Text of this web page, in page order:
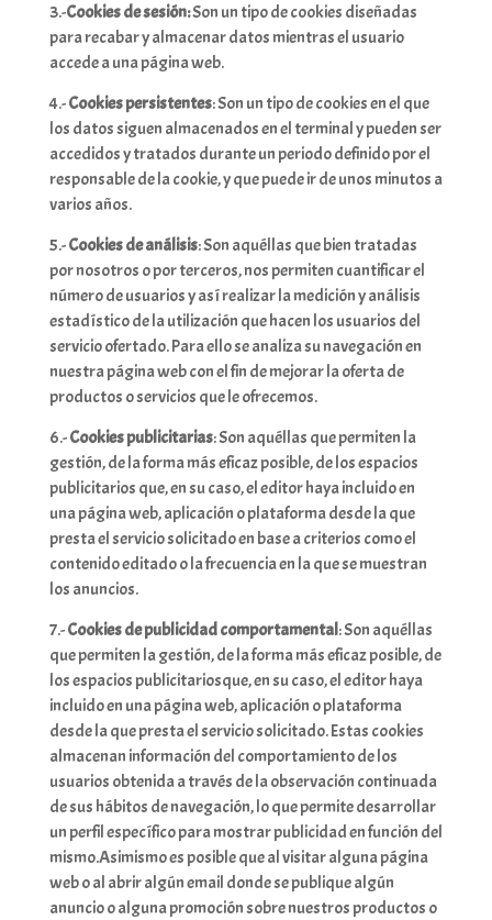
3.-Cookies de sesión:Son un tipo de cookies diseñadas
para recabar y almacenar datos mientras el usuario
accede a una página web.
4.-Cookies persistentes: Son un tipo de cookies en el que
los datos siguen almacenados en el terminal y pueden ser
accedidos y tratados durante un periodo definido por el
responsable de la cookie, y que puede ir de unos minutos a
varios años.
5.-Cookies de análisis: Son aquéllas que bien tratadas
por nosotros o por terceros, nos permiten cuantificar el
número de usuarios y así realizar la medición y análisis
estadístico de la utilización que hacen los usuarios del
servicio ofertado. Para ello se analiza su navegación en
nuestra página web con el fin de mejorar la oferta de
productos o servicios que le ofrecemos.
6.-Cookies publicitarias: Son aquéllas que permiten la
gestión, de la forma más eficaz posible, de los espacios
publicitarios que, en su caso, el editor haya incluido en
una página web, aplicación o plataforma desde la que
presta el servicio solicitado en base a criterios como el
contenido editado o la frecuencia en la que se muestran
los anuncios.
7.-Cookies de publicidad comportamental: Son aquéllas
que permiten la gestión, de la forma más eficaz posible, de
los espacios publicitariosque, en su caso, el editor haya
incluido en una página web, aplicación o plataforma
desde la que presta el servicio solicitado. Estas cookies
almacenan información del comportamiento de los
usuarios obtenida a través de la observación continuada
de sus hábitos de navegación, lo que permite desarrollar
un perfil específico para mostrar publicidad en función del
mismo.Asimismo es posible que al visitar alguna página
web o al abrir algún email donde se publique algún
anuncio o alguna promoción sobre nuestros productos o